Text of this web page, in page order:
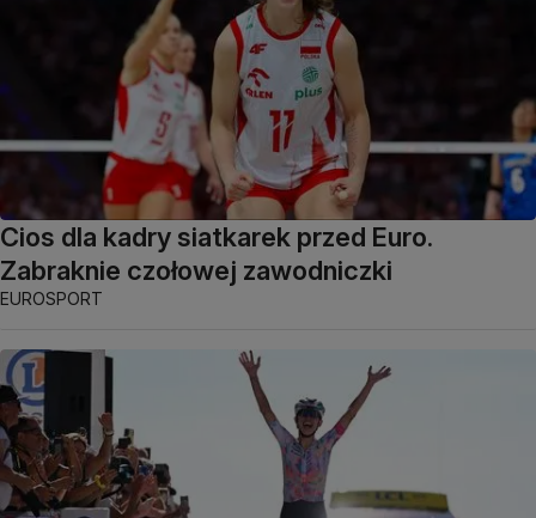
Cios dla kadry siatkarek przed Euro.
Zabraknie czołowej zawodniczki
EUROSPORT